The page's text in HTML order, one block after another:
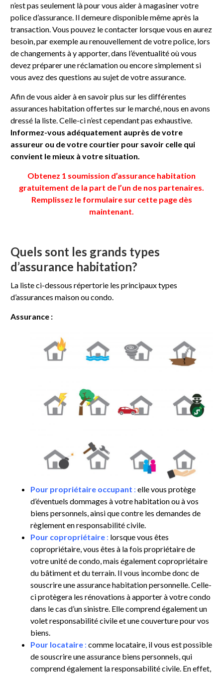
n’est pas seulement là pour vous aider à magasiner votre
police d’assurance. Il demeure disponible même après la
transaction. Vous pouvez le contacter lorsque vous en aurez
besoin, par exemple au renouvellement de votre police, lors
de changements à y apporter, dans l’éventualité où vous
devez préparer une réclamation ou encore simplement si
vous avez des questions au sujet de votre assurance.
Afin de vous aider à en savoir plus sur les différentes
assurances habitation offertes sur le marché, nous en avons
dressé la liste. Celle-ci n’est cependant pas exhaustive.
Informez-vous adéquatement auprès de votre
assureur ou de votre courtier pour savoir celle qui
convient le mieux à votre situation.
Obtenez 1 soumission d’assurance habitation
gratuitement de la part de l’un de nos partenaires.
Remplissez le formulaire sur cette page dès
maintenant.
Quels sont les grands types
d’assurance habitation?
La liste ci-dessous répertorie les principaux types
d’assurances maison ou condo.
Assurance :
Pour propriétaire occupant : elle vous protège
d’éventuels dommages à votre habitation ou à vos
biens personnels, ainsi que contre les demandes de
règlement en responsabilité civile.
Pour copropriétaire : lorsque vous êtes
copropriétaire, vous êtes à la fois propriétaire de
votre unité de condo, mais également copropriétaire
du bâtiment et du terrain. Il vous incombe donc de
souscrire une assurance habitation personnelle. Celle-
ci protègera les rénovations à apporter à votre condo
dans le cas d’un sinistre. Elle comprend également un
volet responsabilité civile et une couverture pour vos
biens.
Pour locataire : comme locataire, il vous est possible
de souscrire une assurance biens personnels, qui
comprend également la responsabilité civile. En effet,